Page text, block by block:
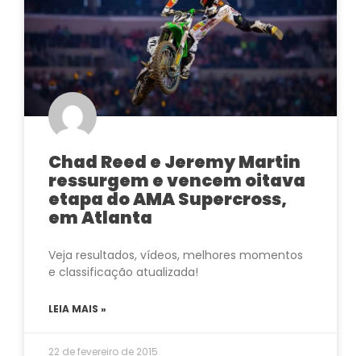
Chad Reed e Jeremy Martin
ressurgem e vencem oitava
etapa do AMA Supercross,
em Atlanta
Veja resultados, vídeos, melhores momentos
e classificação atualizada!
LEIA MAIS »
22 de fevereiro de 2015